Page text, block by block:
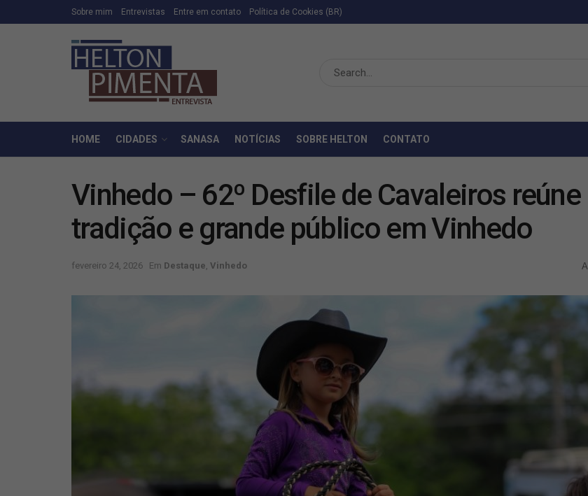
Sobre mim Entrevistas Entre em contato Política de Cookies (BR)
HOME CIDADES SANASA NOTÍCIAS SOBRE HELTON CONTATO
Vinhedo – 62º Desfile de Cavaleiros reúne
tradição e grande público em Vinhedo
fevereiro 24, 2026 Em Destaque Vinhedo A